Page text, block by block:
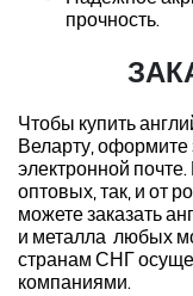
прочность.
Чтобы купить
Веларту, оформите
электронной
оптовых, так, и от
можете заказать
и металла любых
странам СНГ
компаниями.